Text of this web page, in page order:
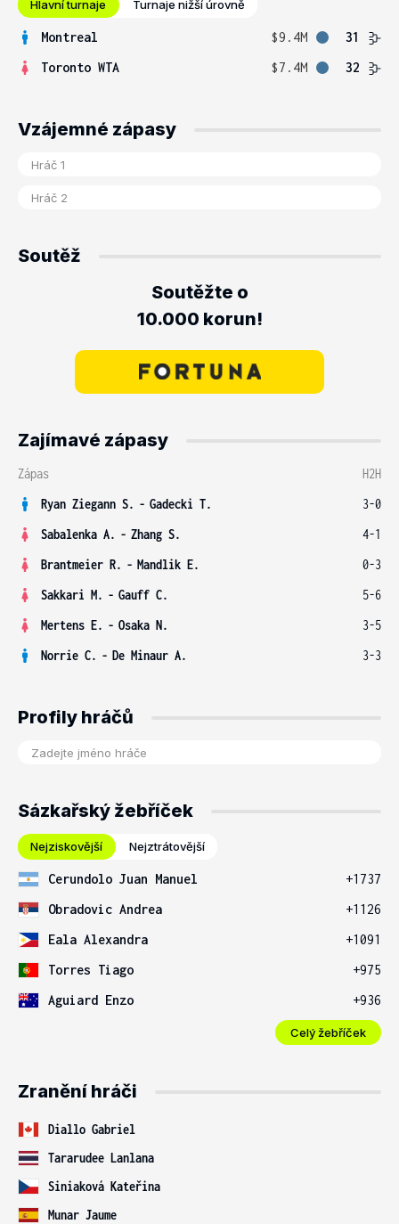
Hlavní turnaje Turnaje nižší úrovně
Montreal $9.4M
31
Toronto WTA
$7.4M 32
Vzájemné zápasy
Soutěž
Soutěžte o
10.000 korun!
Zajímavé zápasy
Zápas
H2H
Ryan Ziegann S. - Gadecki T.
3-0
Sabalenka A. - Zhang S.
4-1
Brantmeier R. - Mandlik E.
0-3
Sakkari M. - Gauff C.
5-6
Mertens E. - Osaka N.
3-5
Norrie C. - De Minaur A. 3-3
Profily hráčů
Sázkařský žebříček
Nejziskovější Nejztrátovější
Cerundolo Juan Manuel
+1737
Obradovic Andrea
+1126
Eala Alexandra
+1091
Torres Tiago
+975
Aguiard Enzo
+936
Celý žebříček
Zranění hráči
Diallo Gabriel
Tararudee Lanlana
Siniaková Kateřina
Munar Jaume